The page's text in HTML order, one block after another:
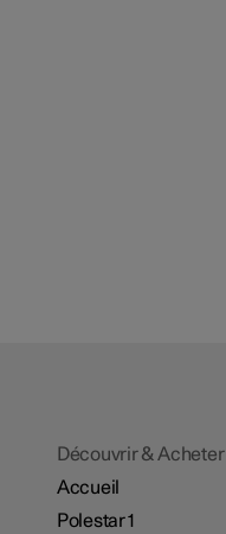
Découvrir & Acheter
Accueil
Polestar 1